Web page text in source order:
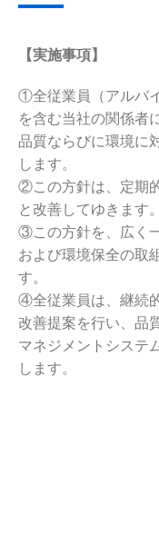
【実施事項】
①全従業員（アルバ
を含む当社の関係者
品質ならびに環境に
します。
②この方針は、定期
と改善してゆきます。
③この方針を、広く
および環境保全の取
す。
④全従業員は、継続
改善提案を行い、品
マネジメントシステ
します。